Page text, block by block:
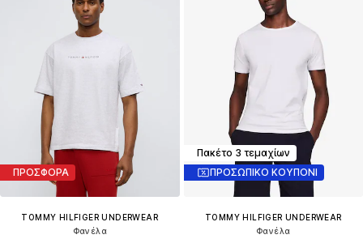
ΠΡΟΣΦΟΡΑ
TOMMY HILFIGER UNDERWEAR
Φανέλα
Πακέτο 3 τεμαχίων
ΠΡΟΣΩΠΙΚΟ ΚΟΥΠΟΝΙ
TOMMY HILFIGER UNDERWEAR
Φανέλα